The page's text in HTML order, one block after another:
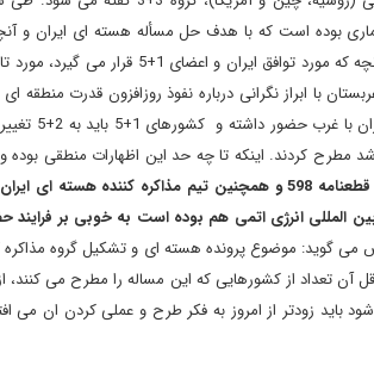
بوده است که با هدف حل مسأله هسته ای ایران و
الملل» نامیده می شود، ارایه شده است. طی ده سال
با ابراز نگرانی درباره نفوذ روزافزون قدرت
شورای همکاری
مطرح کردند. اینکه تا چه حد این اظهارات منطقی
برای پاسخ به این پرسش به سراغ عضو سابق تیم مذاکراتی قطعنامه 598 و
انرژی اتمی هم بوده است به خوبی بر فرایند حضور و شکل
گوید: موضوع پرونده هسته ای و تشکیل گروه مذاکره
آن تعداد از کشورهایی که این مساله را مطرح می کنند،
زودتر از امروز به فکر طرح و عملی کردن ان می